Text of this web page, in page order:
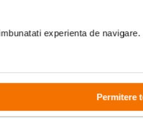
experienta de
Permitere